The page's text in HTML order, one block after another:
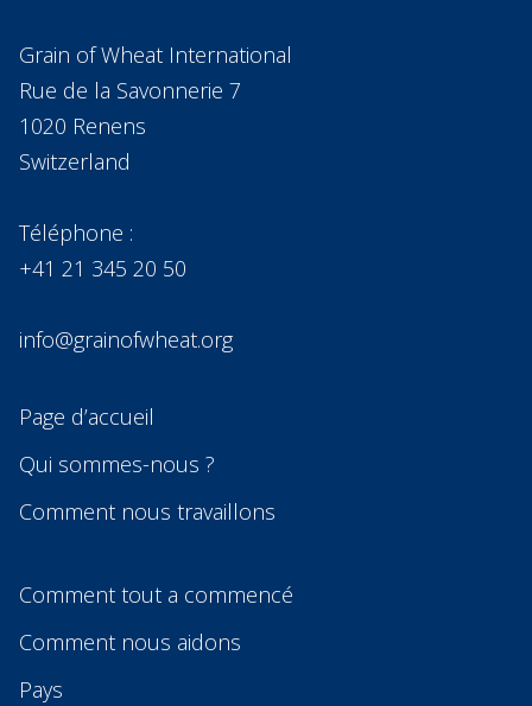
Grain of Wheat International
Rue de la Savonnerie 7
1020 Renens
Switzerland
Téléphone :
+41 21 345 20 50
info@grainofwheat.org
Page d’accueil
Qui sommes-nous ?
Comment nous travaillons
Comment tout a commencé
Comment nous aidons
Pays